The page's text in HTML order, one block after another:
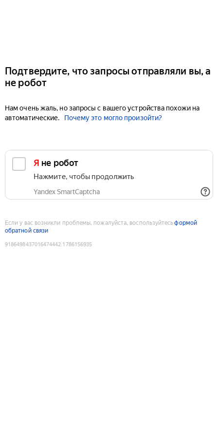
Подтвердите, что запросы отправляли вы, а
не робот
Нам очень жаль, но запросы с вашего устройства похожи на
автоматические.
Почему это могло произойти?
Я не робот
Нажмите, чтобы продолжить
Yandex SmartCaptcha
Если у вас возникли проблемы, пожалуйста, воспользуйтесьформой
обратной связи
9186498437016474442:1786156935